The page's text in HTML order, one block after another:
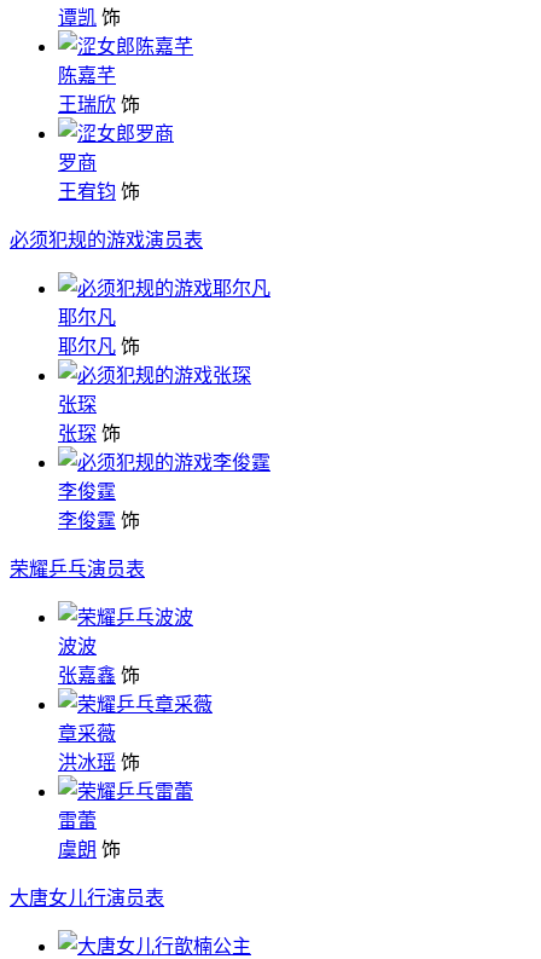
谭凯 饰
陈嘉芊
王瑞欣 饰
罗商
王宥钧 饰
必须犯规的游戏演员表
耶尔凡
耶尔凡 饰
张琛
张琛 饰
李俊霆
李俊霆 饰
荣耀乒乓演员表
波波
张嘉鑫 饰
章采薇
洪冰瑶 饰
雷蕾
虞朗 饰
大唐女儿行演员表